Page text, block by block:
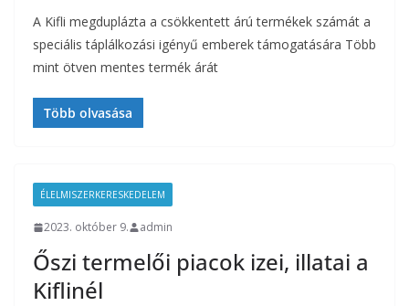
A Kifli megduplázta a csökkentett árú termékek számát a
speciális táplálkozási igényű emberek támogatására Több
mint ötven mentes termék árát
Több olvasása
ÉLELMISZERKERESKEDELEM
2023. október 9. admin
Őszi termelői piacok izei, illatai a
Kiflinél